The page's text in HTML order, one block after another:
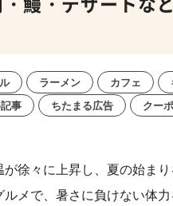
ラーメン カフェ
事 ちたまる広告 クー
徐々に上昇し、夏の始まり
メで、暑さに負けない体